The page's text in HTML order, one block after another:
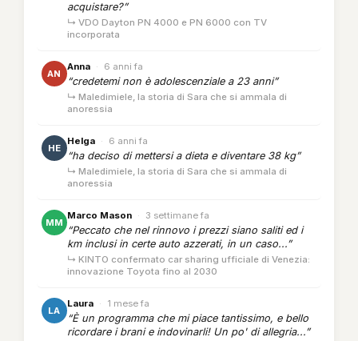
acquistare?”
↳ VDO Dayton PN 4000 e PN 6000 con TV
incorporata
AN
Anna · 6 anni fa
“credetemi non è adolescenziale a 23 anni”
↳ Maledimiele, la storia di Sara che si ammala di
anoressia
HE
Helga · 6 anni fa
“ha deciso di mettersi a dieta e diventare 38 kg”
↳ Maledimiele, la storia di Sara che si ammala di
anoressia
MM
Marco Mason · 3 settimane fa
“Peccato che nel rinnovo i prezzi siano saliti ed i
km inclusi in certe auto azzerati, in un caso...”
↳ KINTO confermato car sharing ufficiale di Venezia:
innovazione Toyota fino al 2030
LA
Laura · 1 mese fa
“È un programma che mi piace tantissimo, e bello
ricordare i brani e indovinarli! Un po' di allegria...”